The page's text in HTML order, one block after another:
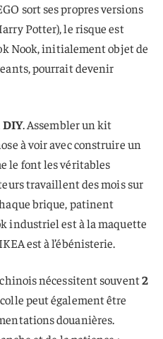
sort ses propres versions
Potter), le risque est
Nook, initialement objet de
pourrait devenir
. Assembler un kit
à voir avec construire un
le font les véritables
travaillent des mois sur
brique, patinent
industriel est à la maquette
est à l’ébénisterie.
nécessitent souvent2
peut également être
douanières.